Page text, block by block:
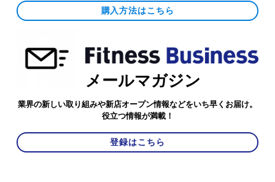
購入方法はこちら
メールマガジン
業界の新しい取り組みや新店オープン情報などをいち早くお届け。
役立つ情報が満載！
登録はこちら